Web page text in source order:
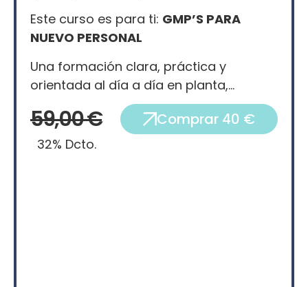
Este curso es para ti: GMP’S PARA
NUEVO PERSONAL
Una formación clara, práctica y
orientada al día a día en planta,…
59,00 €
32% Dcto.
Comprar 40 €